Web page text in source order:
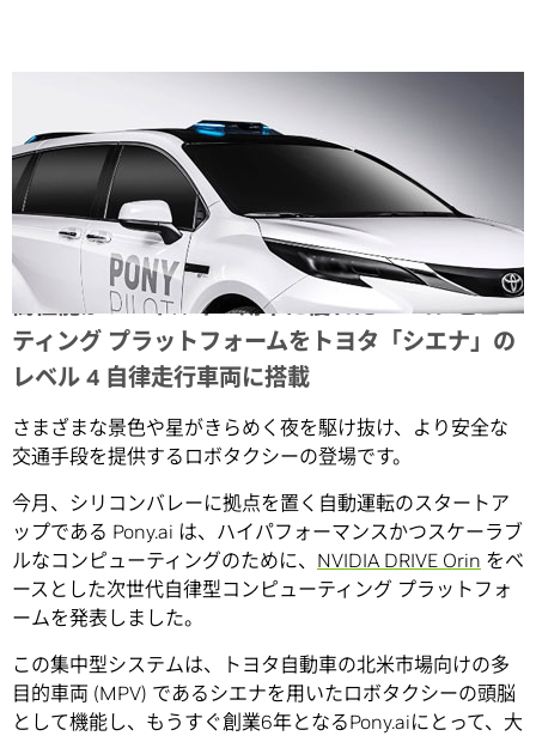
高性能かつエネルギー効率に優れた AI コンピュー
ティング プラットフォームをトヨタ「シエナ」の
レベル 4 自律走行車両に搭載
さまざまな景色や星がきらめく夜を駆け抜け、より安全な
交通手段を提供するロボタクシーの登場です。
今月、シリコンバレーに拠点を置く自動運転のスタートア
ップである Pony.ai は、ハイパフォーマンスかつスケーラブ
ルなコンピューティングのために、 NVIDIA DRIVE Orin をベ
ースとした次世代自律型コンピューティング プラットフォ
ームを発表しました。
この集中型システムは、トヨタ自動車の北米市場向けの多
目的車両 (MPV) であるシエナを用いたロボタクシーの頭脳
として機能し、もうすぐ創業6年となるPony.aiにとって、大